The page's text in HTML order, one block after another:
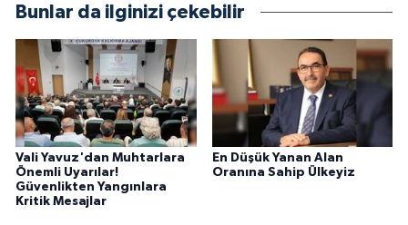
Bunlar da ilginizi çekebilir
Vali Yavuz'dan Muhtarlara
Önemli Uyarılar!
Güvenlikten Yangınlara
Kritik Mesajlar
En Düşük Yanan Alan
Oranına Sahip Ülkeyiz